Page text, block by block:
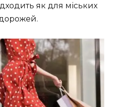
як для міських